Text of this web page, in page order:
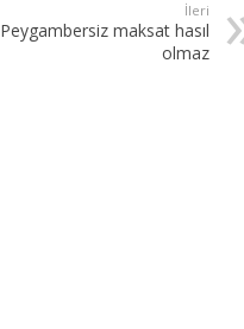
İleri
Peygambersiz maksat hasıl
olmaz